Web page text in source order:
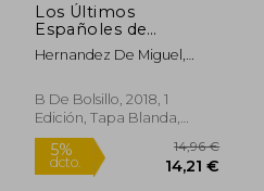
Los Últimos
Españoles de
Mauthausen
Hernandez De Miguel,
B De Bolsillo, 2018, 1
Edición, Tapa Blanda,
Nuevo